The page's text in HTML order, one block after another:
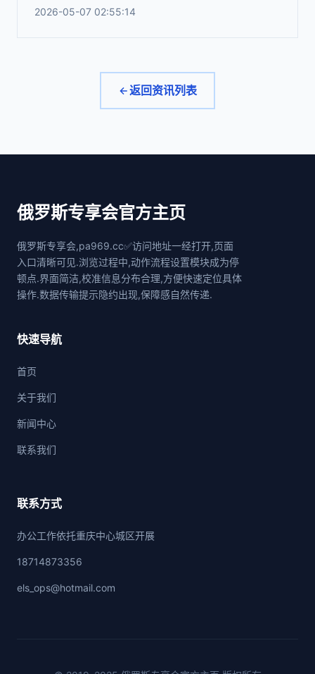
2026-05-07 02:55:14
返回资讯列表
俄罗斯专享会官方主页
俄罗斯专享会,pa969.cc✅访问地址一经打开,页面
入口清晰可见.浏览过程中,动作流程设置模块成为停
顿点.界面简洁,校准信息分布合理,方便快速定位具体
操作.数据传输提示隐约出现,保障感自然传递.
快速导航
首页
关于我们
新闻中心
联系我们
联系方式
办公工作依托重庆中心城区开展
18714873356
els_ops@hotmail.com